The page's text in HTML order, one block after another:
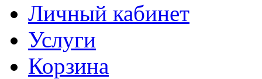
Личный кабинет
Услуги
Корзина